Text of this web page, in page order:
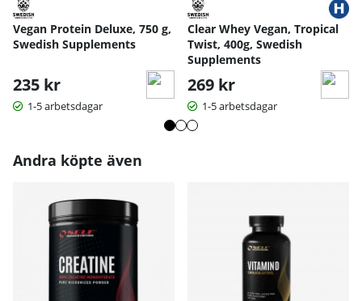
Vegan Protein Deluxe, 750 g,
Swedish Supplements
235 kr
1-5 arbetsdagar
Clear Whey Vegan, Tropical
Twist, 400g, Swedish
Supplements
269 kr
1-5 arbetsdagar
Andra köpte även